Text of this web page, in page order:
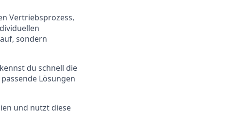
Vertriebsprozess,
sondern
du schnell die
Lösungen
und nutzt diese